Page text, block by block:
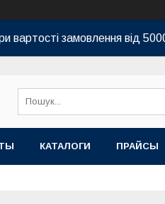
вартості замовлення від
КАТАЛОГИ ПРАЙСЫ